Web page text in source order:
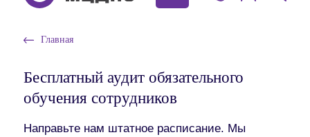
Главная
Бесплатный аудит обязательного
обучения сотрудников
Направьте нам штатное расписание. Мы